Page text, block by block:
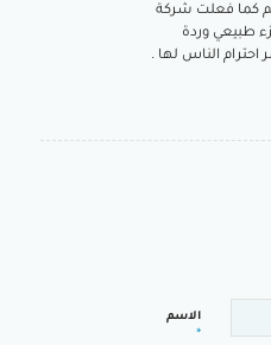
كما فعلت شركة
طبيعي وردة
الناس لها .
الاسم
*